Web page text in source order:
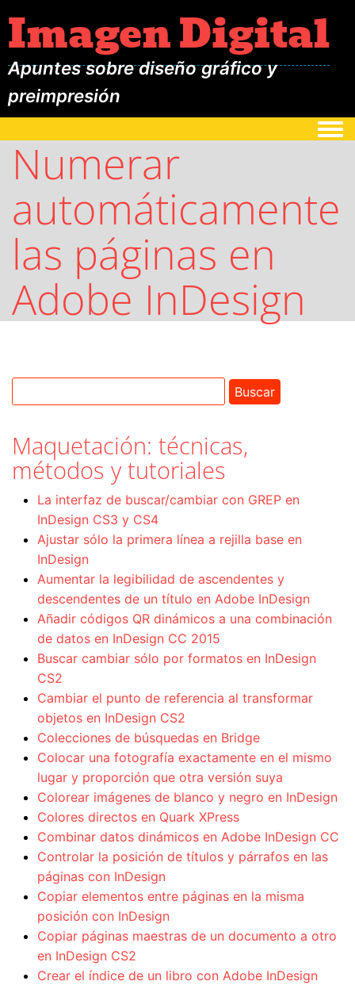
Imagen Digital
Apuntes sobre diseño gráfico y
preimpresión
Numerar
automáticamente
las páginas en
Adobe InDesign
Maquetación: técnicas,
métodos y tutoriales
La interfaz de buscar/cambiar con GREP en
InDesign CS3 y CS4
Ajustar sólo la primera línea a rejilla base en
InDesign
Aumentar la legibilidad de ascendentes y
descendentes de un título en Adobe InDesign
Añadir códigos QR dinámicos a una combinación
de datos en InDesign CC 2015
Buscar cambiar sólo por formatos en InDesign
CS2
Cambiar el punto de referencia al transformar
objetos en InDesign CS2
Colecciones de búsquedas en Bridge
Colocar una fotografía exactamente en el mismo
lugar y proporción que otra versión suya
Colorear imágenes de blanco y negro en InDesign
Colores directos en Quark XPress
Combinar datos dinámicos en Adobe InDesign CC
Controlar la posición de títulos y párrafos en las
páginas con InDesign
Copiar elementos entre páginas en la misma
posición con InDesign
Copiar páginas maestras de un documento a otro
en InDesign CS2
Crear el índice de un libro con Adobe InDesign